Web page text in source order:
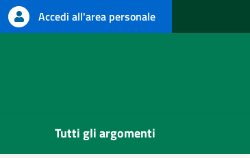
Accedi all'area personale
Tutti gli argomenti